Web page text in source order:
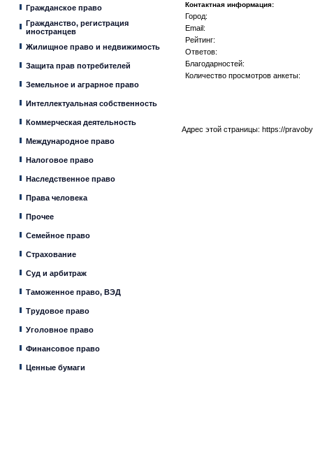
Гражданское право
Гражданство, регистрация
иностранцев
Жилищное право и недвижимость
Защита прав потребителей
Земельное и аграрное право
Интеллектуальная собственность
Коммерческая деятельность
Международное право
Налоговое право
Наследственное право
Права человека
Прочее
Семейное право
Страхование
Суд и арбитраж
Таможенное право, ВЭД
Трудовое право
Уголовное право
Финансовое право
Ценные бумаги
Контактная информация:
Город:
Email:
Рейтинг:
Ответов:
Благодарностей:
Количество просмотров анкеты:
Адрес этой страницы: https://